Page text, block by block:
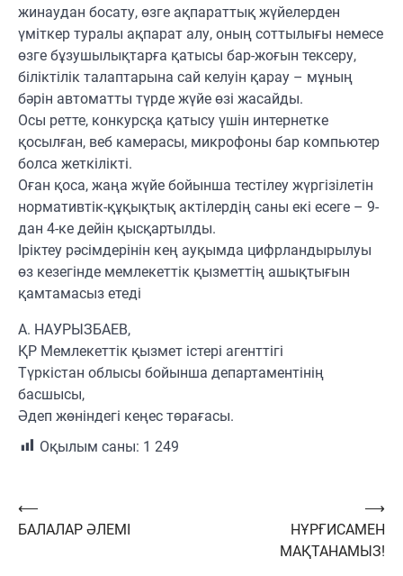
жинаудан босату, өзге ақпараттық жүйелерден
үміткер туралы ақпарат алу, оның соттылығы немесе
өзге бұзушылықтарға қатысы бар-жоғын тексеру,
біліктілік талаптарына сай келуін қарау – мұның
бәрін автоматты түрде жүйе өзі жасайды.
Осы ретте, конкурсқа қатысу үшін интернетке
қосылған, веб камерасы, микрофоны бар компьютер
болса жеткілікті.
Оған қоса, жаңа жүйе бойынша тестілеу жүргізілетін
нормативтік-құқықтық актілердің саны екі есеге – 9-
дан 4-ке дейін қысқартылды.
Іріктеу рәсімдерінін кең ауқымда цифрландырылуы
өз кезегінде мемлекеттік қызметтің ашықтығын
қамтамасыз етеді
А. НАУРЫЗБАЕВ,
ҚР Мемлекеттік қызмет істері агенттігі
Түркістан облысы бойынша департаментінің
басшысы,
Әдеп жөніндегі кеңес төрағасы.
Оқылым саны: 1 249
Навигация
по
⟵
БАЛАЛАР ӘЛЕМІ
НҰРҒИСАМЕН
МАҚТАНАМЫЗ!
⟶